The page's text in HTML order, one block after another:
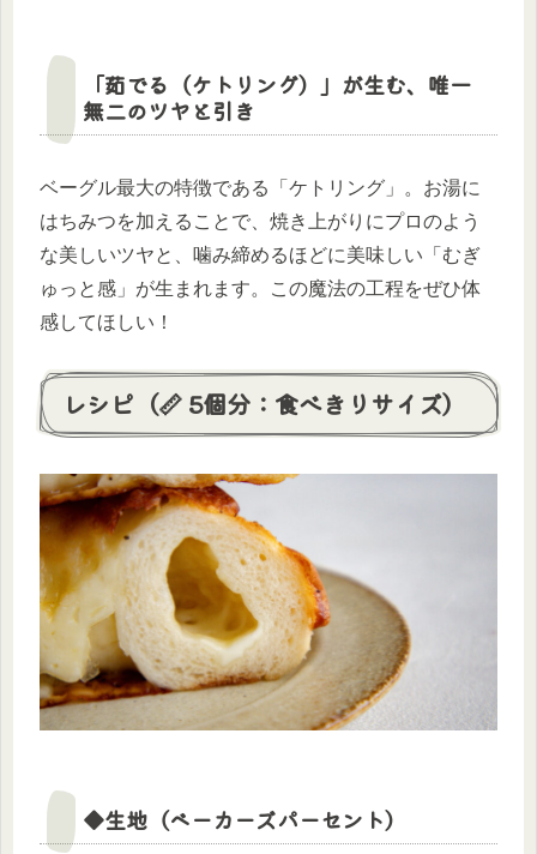
「茹でる（ケトリング）」が生む、唯一
無二のツヤと引き
ベーグル最大の特徴である「ケトリング」。お湯に
はちみつを加えることで、焼き上がりにプロのよう
な美しいツヤと、噛み締めるほどに美味しい「むぎ
ゅっと感」が生まれます。この魔法の工程をぜひ体
感してほしい！
レシピ（📏 5個分：食べきりサイズ）
◆生地（ベーカーズパーセント）